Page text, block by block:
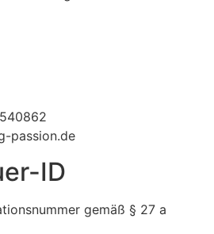
passion.de
ID
gemäß § 27 a